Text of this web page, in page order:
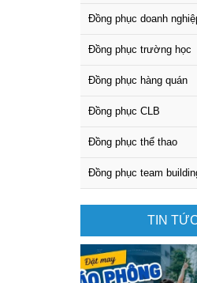
Đồng phục doanh
Đồng phục trường học
Đồng phục hàng quán
Đồng phục CLB
Đồng phục thể thao
Đồng phục team
TIN